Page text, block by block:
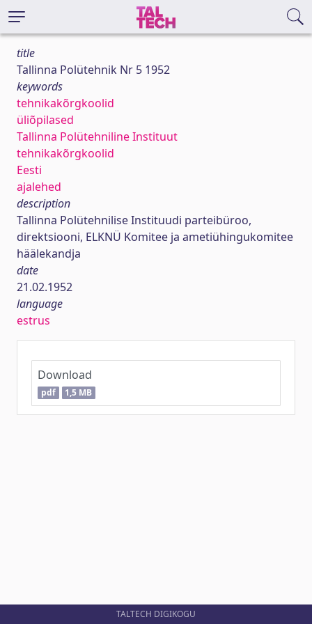
title
Tallinna Polütehnik Nr 5 1952
keywords
tehnikakõrgkoolid
üliõpilased
Tallinna Polütehniline Instituut
tehnikakõrgkoolid
Eesti
ajalehed
description
Tallinna Polütehnilise Instituudi parteibüroo,
direktsiooni, ELKNÜ Komitee ja ametiühingukomitee
häälekandja
date
21.02.1952
language
estrus
Download
pdf 1,5 MB
TALTECH DIGIKOGU